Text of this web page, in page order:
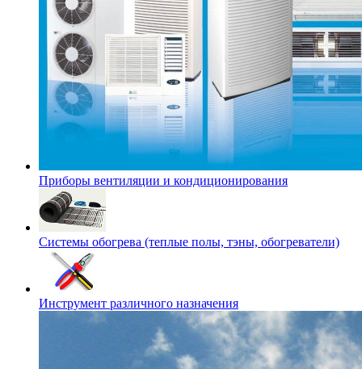
Приборы вентиляции и кондиционирования
Системы обогрева (теплые полы, тэны, обогреватели)
Инструмент различного назначения